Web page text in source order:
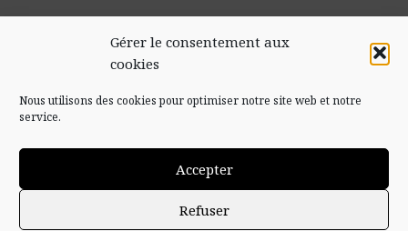
Gérer le consentement aux
cookies
Nous utilisons des cookies pour optimiser notre site web et notre
service.
Accepter
Refuser